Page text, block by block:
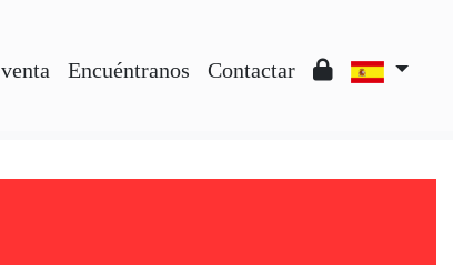
Encuéntranos Contactar